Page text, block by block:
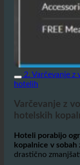
2. Varčevanje
hotelih
hotelskih
Hoteli porabijo